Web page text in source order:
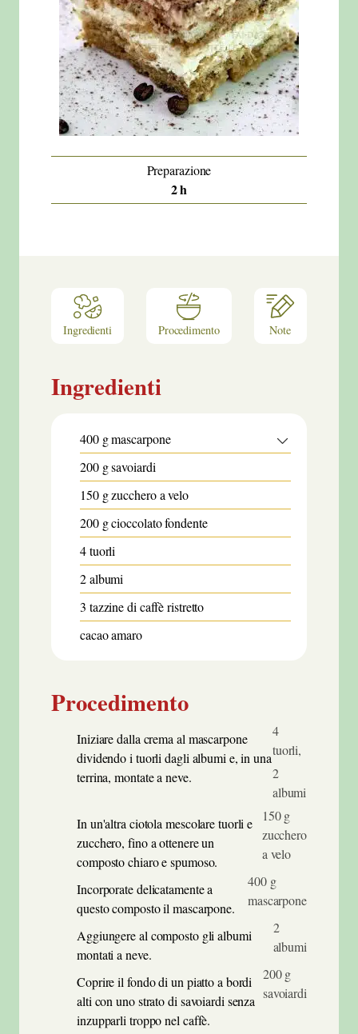
Preparazione
2h
Ingredienti Procedimento Note
Ingredienti
400 gmascarpone
200 gsavoiardi
150 gzucchero a velo
200 gcioccolato fondente
4tuorli
2albumi
3 tazzine di caffè ristretto
cacao amaro
Procedimento
Iniziare dalla crema al mascarpone
dividendo i tuorli dagli albumi e, in una
terrina, montate a neve.
4
tuorli,
2
albumi
In un'altra ciotola mescolare tuorli e
zucchero, fino a ottenere un
composto chiaro e spumoso.
150 g
zucchero
a velo
Incorporate delicatamente a
questo composto il mascarpone.
400 g
mascarpone
Aggiungere al composto gli albumi
montati a neve.
2
albumi
Coprire il fondo di un piatto a bordi
alti con uno strato di savoiardi senza
inzupparli troppo nel caffè.
200 g
savoiardi